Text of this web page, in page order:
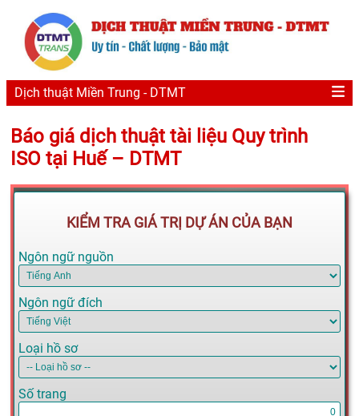
Dịch thuật Miền Trung - DTMT
Báo giá dịch thuật tài liệu Quy trình
ISO tại Huế – DTMT
KIỂM TRA GIÁ TRỊ DỰ ÁN CỦA BẠN
Ngôn ngữ nguồn
Ngôn ngữ đích
Loại hồ sơ
Số trang